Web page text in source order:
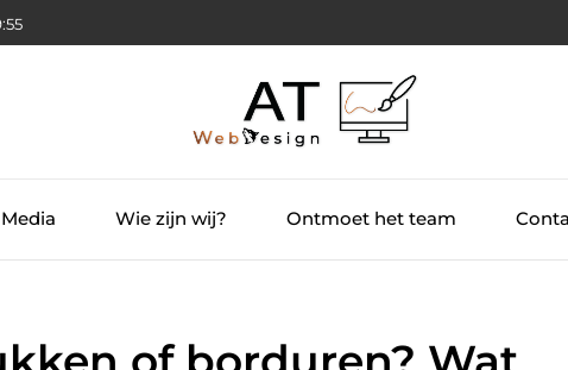
Wie zijn wij? Ontmoet het team